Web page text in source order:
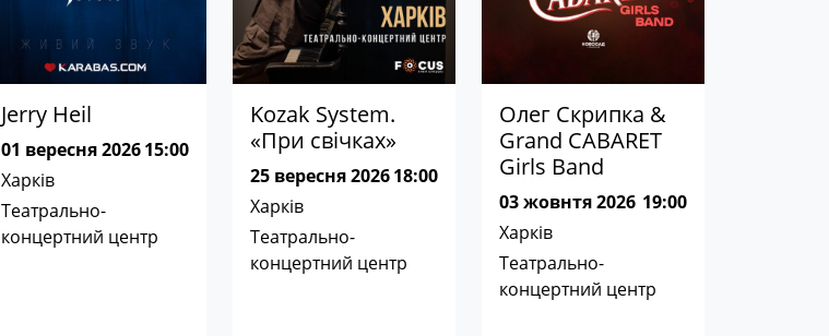
Jerry Heil
01 вересня 202615:00
Харків
Театрально-
концертний центр
Kozak System.
«При свічках»
25 вересня 202618:00
Харків
Театрально-
концертний центр
Олег Скрипка &
Grand CABARET
Girls Band
03 жовнтя 2026 19:00
Харків
Театрально-
концертний центр